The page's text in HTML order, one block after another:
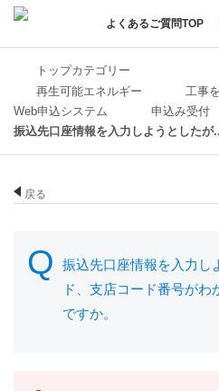
よくあるご質問TOP
トップカテゴリー
再生可能エネルギー
工事
Web申込システム
申込み受付
振込先口座情報を入力しようとしたが
戻る
振込先口座情報を入力し
ド、支店コード番号が
ですか。